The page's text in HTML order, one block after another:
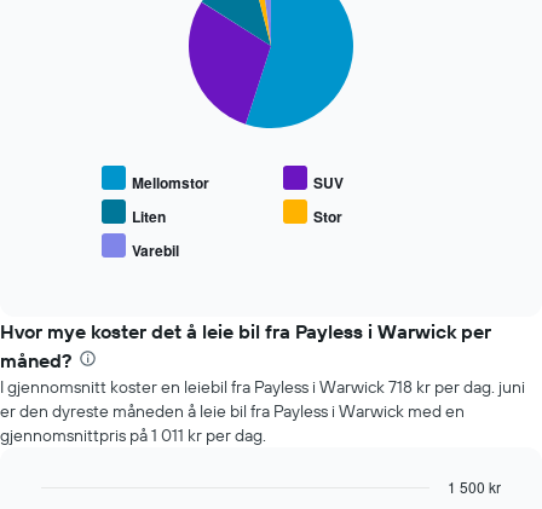
gjennomsnittsprisen
populære
Mellomstor
SUV
Liten
Stor
Varebil
Hvor mye koster det å leie bil fra Payless i Warwick per
måned?
I gjennomsnitt koster en leiebil fra Payless i Warwick 718 kr per dag. juni
er den dyreste måneden å leie bil fra Payless i Warwick med en
gjennomsnittpris på 1 011 kr per dag.
1 500 kr